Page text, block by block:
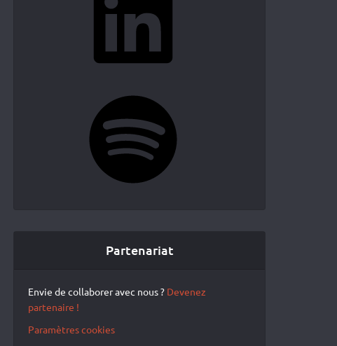
Partenariat
Envie de collaborer avec nous ? Devenez
partenaire !
Paramètres cookies